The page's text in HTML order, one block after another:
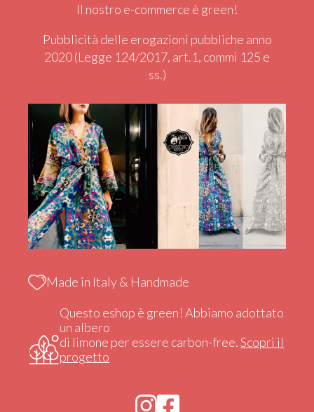
Il nostro e-commerce è green!
Pubblicità delle erogazioni pubbliche anno
2020 (Legge 124/2017, art.1, commi 125 e
ss.)
Made in Italy & Handmade
Questo eshop è green! Abbiamo adottato
un albero
di limone per essere carbon-free.Scopri il
progetto